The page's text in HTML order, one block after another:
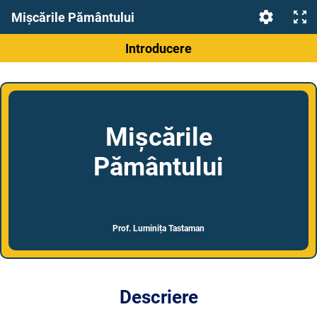
Mișcările Pământului
Introducere
Mișcările
Pământului
Prof. Luminița Tastaman
Descriere